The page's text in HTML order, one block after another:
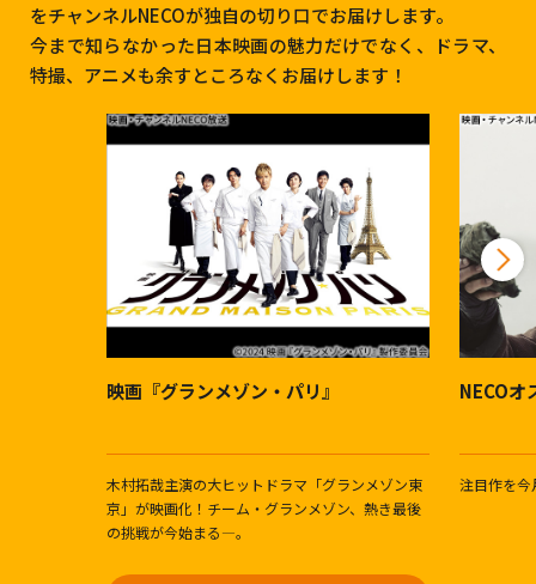
をチャンネルNECOが独自の切り口でお届けします。
今まで知らなかった日本映画の魅力だけでなく、ドラマ、
特撮、アニメも余すところなくお届けします！
映画『グランメゾン・パリ』
木村拓哉主演の大ヒットドラマ「グランメゾン東
京」が映画化！チーム・グランメゾン、熱き最後
の挑戦が今始まる―。
NECOオ
注目作を今